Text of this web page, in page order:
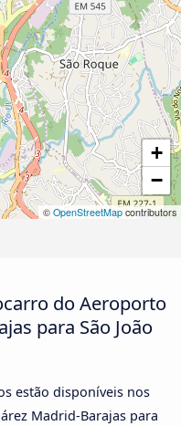
+
−
© OpenStreetMap contributors
do Aeroporto
para São João
estão disponíveis nos
Madrid-Barajas para